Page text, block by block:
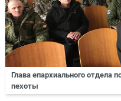
Глава епархиального отдела
пехоты